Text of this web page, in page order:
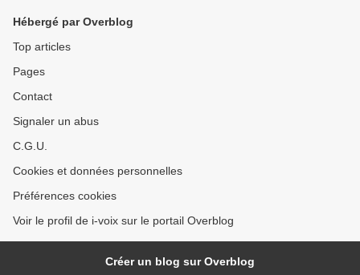
Hébergé par Overblog
Top articles
Pages
Contact
Signaler un abus
C.G.U.
Cookies et données personnelles
Préférences cookies
Voir le profil de i-voix sur le portail Overblog
Créer un blog sur Overblog